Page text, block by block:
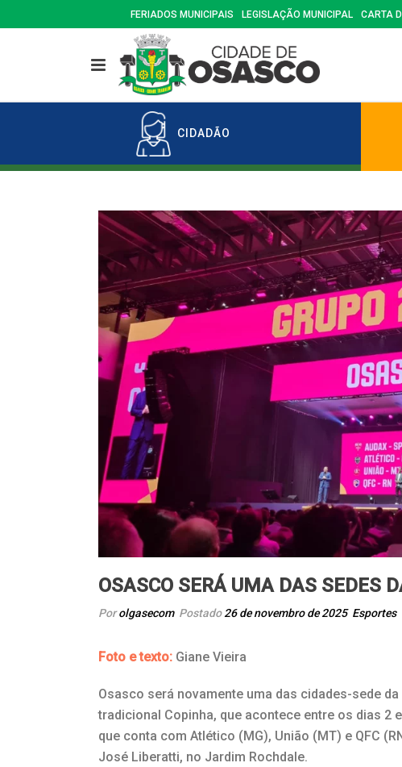
FERIADOS MUNICIPAIS LEGISLAÇÃO MUNICIPAL CARTA
CIDADÃO
OSASCO SERÁ UMA DAS SEDES
Porolgasecom Postado26 de novembro de 2025 Esportes
Foto e texto: Giane Vieira
Osasco será novamente uma das cidades-sede
tradicional Copinha, que acontece entre os dias 2
que conta com Atlético (MG), União (MT) e QFC
José Liberatti, no Jardim Rochdale.